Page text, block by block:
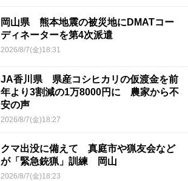
岡山県 熊本地震の被災地にDMATコー
ディネーターを第4次派遣
2026/8/7(金)18:31
JA香川県 県産コシヒカリの仮渡金を前
年より3割減の1万8000円に 農家から不
安の声
2026/8/7(金)18:27
クマ出没に備えて 真庭市や猟友会など
が「緊急銃猟」訓練 岡山
2026/8/7(金)18:23